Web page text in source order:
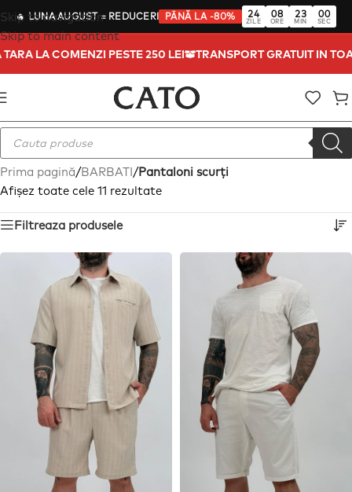
🔥 LUNA AUGUST= REDUCERI PÂNĂ LA -80% 24
ZILE
08
ORE
22
MIN
59
SEC
Skip to navigation
Skip to main content
TARA LA COMENZI PESTE 250 LEI TRANSPORT GRATUIT IN
Prima pagină/BARBATI/Pantaloni scurți
Afișez toate cele 11 rezultate
Filtreaza produsele